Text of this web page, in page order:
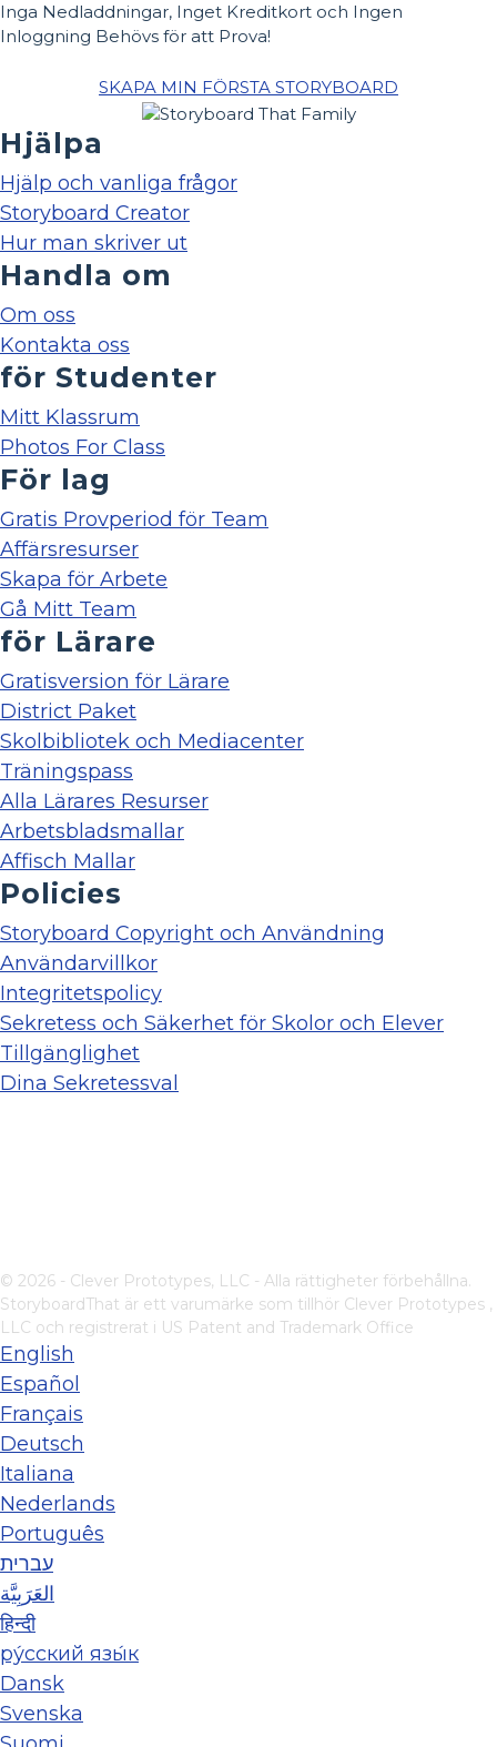
Inga Nedladdningar, Inget Kreditkort och Ingen
Inloggning Behövs för att Prova!
SKAPA MIN FÖRSTA STORYBOARD
Hjälpa
Hjälp och vanliga frågor
Storyboard Creator
Hur man skriver ut
Handla om
Om oss
Kontakta oss
för Studenter
Mitt Klassrum
Photos For Class
För lag
Gratis Provperiod för Team
Affärsresurser
Skapa för Arbete
Gå Mitt Team
för Lärare
Gratisversion för Lärare
District Paket
Skolbibliotek och Mediacenter
Träningspass
Alla Lärares Resurser
Arbetsbladsmallar
Affisch Mallar
Policies
Storyboard Copyright och Användning
Användarvillkor
Integritetspolicy
Sekretess och Säkerhet för Skolor och Elever
Tillgänglighet
Dina Sekretessval
© 2026 - Clever Prototypes, LLC - Alla rättigheter förbehållna.
StoryboardThat är ett varumärke som tillhör Clever Prototypes ,
LLC och registrerat i US Patent and Trademark Office
English
Español
Français
Deutsch
Italiana
Nederlands
Português
עברית
العَرَبِيَّة
हिन्दी
ру́сский язы́к
Dansk
Svenska